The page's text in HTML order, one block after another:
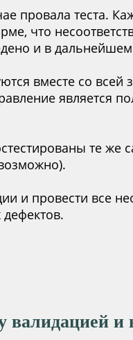
провала теста.
что
и в
вместе со всей
является
те же
и провести все
валидацией и